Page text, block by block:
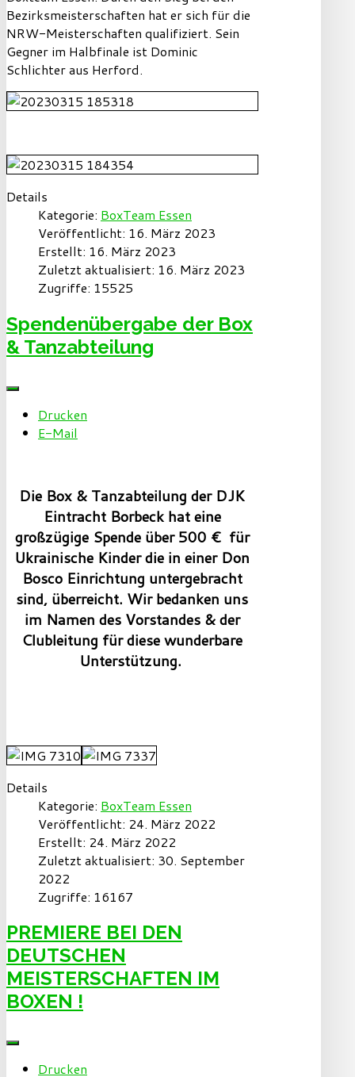
Bezirksmeisterschaften hat er sich für die
NRW-Meisterschaften qualifiziert. Sein
Gegner im Halbfinale ist Dominic
Schlichter aus Herford.
Details
Kategorie: BoxTeam Essen
Veröffentlicht: 16. März 2023
Erstellt: 16. März 2023
Zuletzt aktualisiert: 16. März 2023
Zugriffe: 15525
Spendenübergabe der Box
& Tanzabteilung
Drucken
E-Mail
Die Box & Tanzabteilung der DJK
Eintracht Borbeck hat eine
großzügige Spende über 500 € für
Ukrainische Kinder die in einer Don
Bosco Einrichtung untergebracht
sind, überreicht. Wir bedanken uns
im Namen des Vorstandes & der
Clubleitung für diese wunderbare
Unterstützung.
Details
Kategorie: BoxTeam Essen
Veröffentlicht: 24. März 2022
Erstellt: 24. März 2022
Zuletzt aktualisiert: 30. September
2022
Zugriffe: 16167
PREMIERE BEI DEN
DEUTSCHEN
MEISTERSCHAFTEN IM
BOXEN !
Drucken